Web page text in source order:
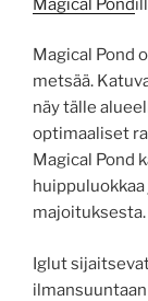
Magical Pond
Magical Pond
metsää.
näy tälle
optimaaliset
Magical Pond
majoituksesta.
Iglut